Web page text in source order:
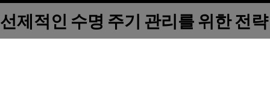
선제적인 수명 주기 관리를 위한 전략